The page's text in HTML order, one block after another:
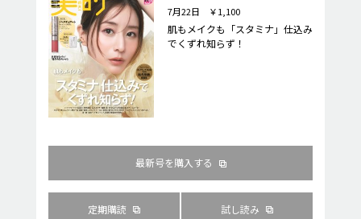
7月22日 ￥1,100
肌もメイクも「スタミナ」仕込み
でくずれ知らず！
最新号を購入する
定期購読 試し読み